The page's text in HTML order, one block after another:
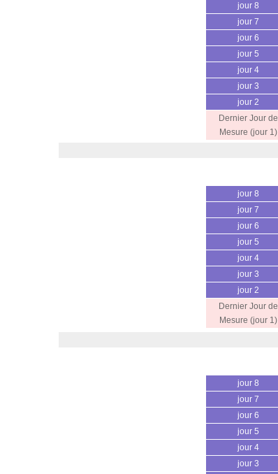
jour 8
jour 7
jour 6
jour 5
jour 4
jour 3
jour 2
Dernier Jour de
Mesure (jour 1)
jour 8
jour 7
jour 6
jour 5
jour 4
jour 3
jour 2
Dernier Jour de
Mesure (jour 1)
jour 8
jour 7
jour 6
jour 5
jour 4
jour 3